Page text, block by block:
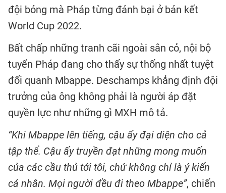
đội bóng mà Pháp từng đánh bại ở bán kết
World Cup 2022.
Bất chấp những tranh cãi ngoài sân cỏ, nội bộ
tuyển Pháp đang cho thấy sự thống nhất tuyệt
đối quanh Mbappe. Deschamps khẳng định đội
trưởng của ông không phải là người áp đặt
quyền lực như những gì MXH mô tả.
“Khi Mbappe lên tiếng, cậu ấy đại diện cho cả
tập thể. Cậu ấy truyền đạt những mong muốn
của các cầu thủ tới tôi, chứ không chỉ là ý kiến
cá nhân. Mọi người đều đi theo Mbappe”, chiến